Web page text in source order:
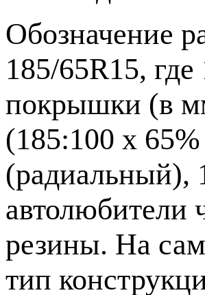
Обозначение
185/65R15,
покрышки (в
(185:100 х
(радиальный),
автолюбители
резины. На
тип